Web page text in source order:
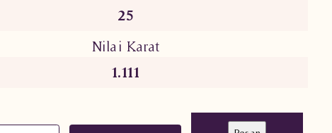
25
Nilai Karat
1.111